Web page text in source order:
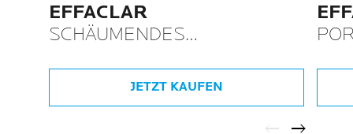
EFFACLAR
SCHÄUMENDES
JETZT KAUFEN